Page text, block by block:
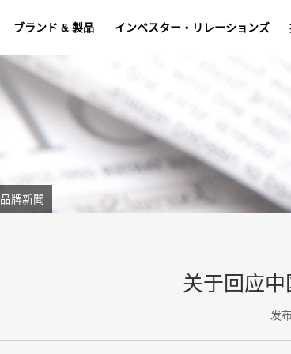
ブランド & 製品 インベスター・リレーションズ
品牌新聞
关于回应
发